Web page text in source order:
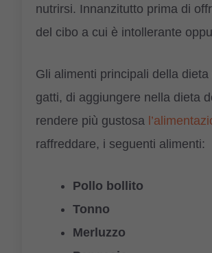
nutrirsi. Innanzitutto prima di
del cibo a cui è intollerante
Gli alimenti principali della
gatti, di aggiungere nella dieta
rendere più gustosa
raffreddare, i seguenti alimenti:
Pollo bollito
Tonno
Merluzzo